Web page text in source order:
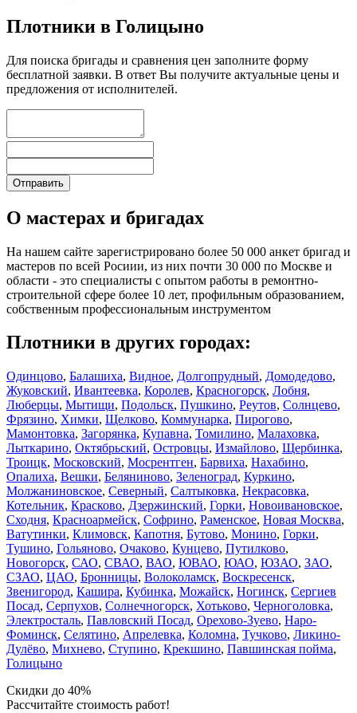
Плотники в Голицыно
Для поиска бригады и сравнения цен заполните форму
бесплатной заявки. В ответ Вы получите актуальные цены и
предложения от исполнителей.
О мастерах и бригадах
На нашем сайте зарегистрировано более 50 000 анкет бригад и
мастеров по всей Росиии, из них почти 30 000 по Москве и
области - это специалисты с опытом работы в ремонтно-
строительной сфере более 10 лет, профильным образованием,
собственным профессиональным инструментом
Плотники в других городах:
Одинцово, Балашиха, Видное, Долгопрудный, Домодедово,
Жуковский, Ивантеевка, Королев, Красногорск, Лобня,
Люберцы, Мытищи, Подольск, Пушкино, Реутов, Солнцево,
Фрязино, Химки, Щелково, Коммунарка, Пирогово,
Мамонтовка, Загорянка, Купавна, Томилино, Малаховка,
Лыткарино, Октябрьский, Островцы, Измайлово, Щербинка,
Троицк, Московский, Мосрентген, Барвиха, Нахабино,
Опалиха, Вешки, Беляниново, Зеленоград, Куркино,
Молжаниновское, Северный, Салтыковка, Некрасовка,
Котельник, Красково, Дзержинский, Горки, Новоивановское,
Сходня, Красноармейск, Софрино, Раменское, Новая Москва,
Ватутинки, Климовск, Капотня, Бутово, Монино, Горки,
Тушино, Гольяново, Очаково, Кунцево, Путилково,
Новогорск, САО, СВАО, ВАО, ЮВАО, ЮАО, ЮЗАО, ЗАО,
СЗАО, ЦАО, Бронницы, Волоколамск, Воскресенск,
Звенигород, Кашира, Кубинка, Можайск, Ногинск, Сергиев
Посад, Серпухов, Солнечногорск, Хотьково, Черноголовка,
Электросталь, Павловский Посад, Орехово-Зуево, Наро-
Фоминск, Селятино, Апрелевка, Коломна, Тучково, Ликино-
Дулёво, Михнево, Ступино, Крекшино, Павшинская пойма,
Голицыно
Скидки до 40%
Рассчитайте стоимость работ!